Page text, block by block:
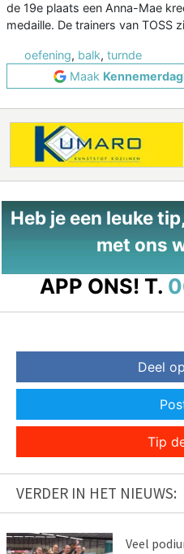
de 19e plaats een Anna-Mae
medaille. De trainers van TOSS
oefening, balk, turnde
Maak
Heb je een leuke
met ons
APP ONS! T.
Deel
Tip
VERDER IN HET NIEUWS:
Veel